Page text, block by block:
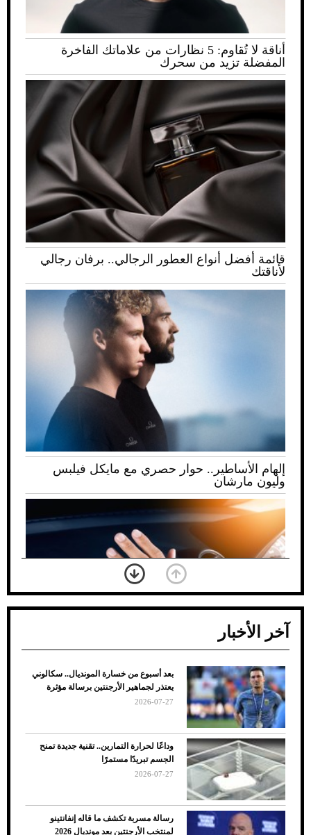
أناقة لا تُقاوم: 5 نظارات من علاماتك الفاخرة
المفضلة تزيد من سحرك
قائمة أفضل أنواع العطور الرجالي.. برفان رجالي
لأناقتك
إلهام الأساطير.. حوار حصري مع مايكل فيلبس
وليون مارشان
ضعف تبريد مكيف السيارة عند الوقوف.. أشهر
الأسباب والحلول
آخر الأخبار
بعد أسبوع من خسارة المونديال.. سكالوني
يعتذر لجماهير الأرجنتين برسالة مؤثرة
2026-07-27
وداعًا لحرارة التمارين.. تقنية جديدة تمنح
الجسم تبريدًا مستمرًا
2026-07-27
رسالة مسربة تكشف ما قاله إنفانتينو
لمنتخب الأرجنتين بعد مونديال 2026